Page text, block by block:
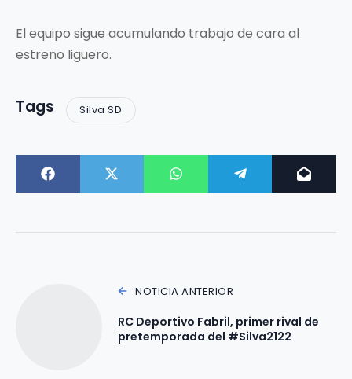
El equipo sigue acumulando trabajo de cara al
estreno liguero.
Tags Silva SD
NOTICIA ANTERIOR
RC Deportivo Fabril, primer rival de
pretemporada del #Silva2122